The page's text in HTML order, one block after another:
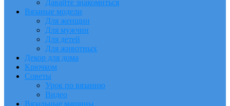
Давайте знакомиться
Вязаные модели
Для женщин
Для мужчин
Для детей
Для животных
Декор для дома
Крючком
Советы
Урок по вязанию
Видео
Вязальные машины